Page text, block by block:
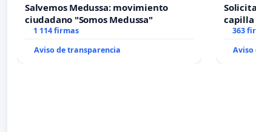
Salvemos Medussa: movimiento
ciudadano "Somos Medussa"
1 114 firmas
Aviso de transparencia
capilla
Alcañiz
363
Aviso